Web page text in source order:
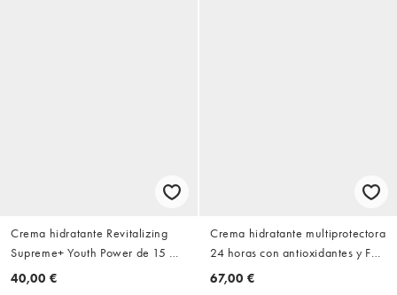
Crema hidratante Revitalizing
Supreme+ Youth Power de 15 ml
de Estée Lauder
40,00 €
Crema hidratante multiprotectora
24 horas con antioxidantes y FPS
15 DayWear de 50 ml de Estee
67,00 €